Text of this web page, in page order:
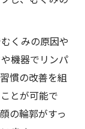
くみの原因や
機器でリンパ
慣の改善を組
とが可能で
の輪郭がすっ